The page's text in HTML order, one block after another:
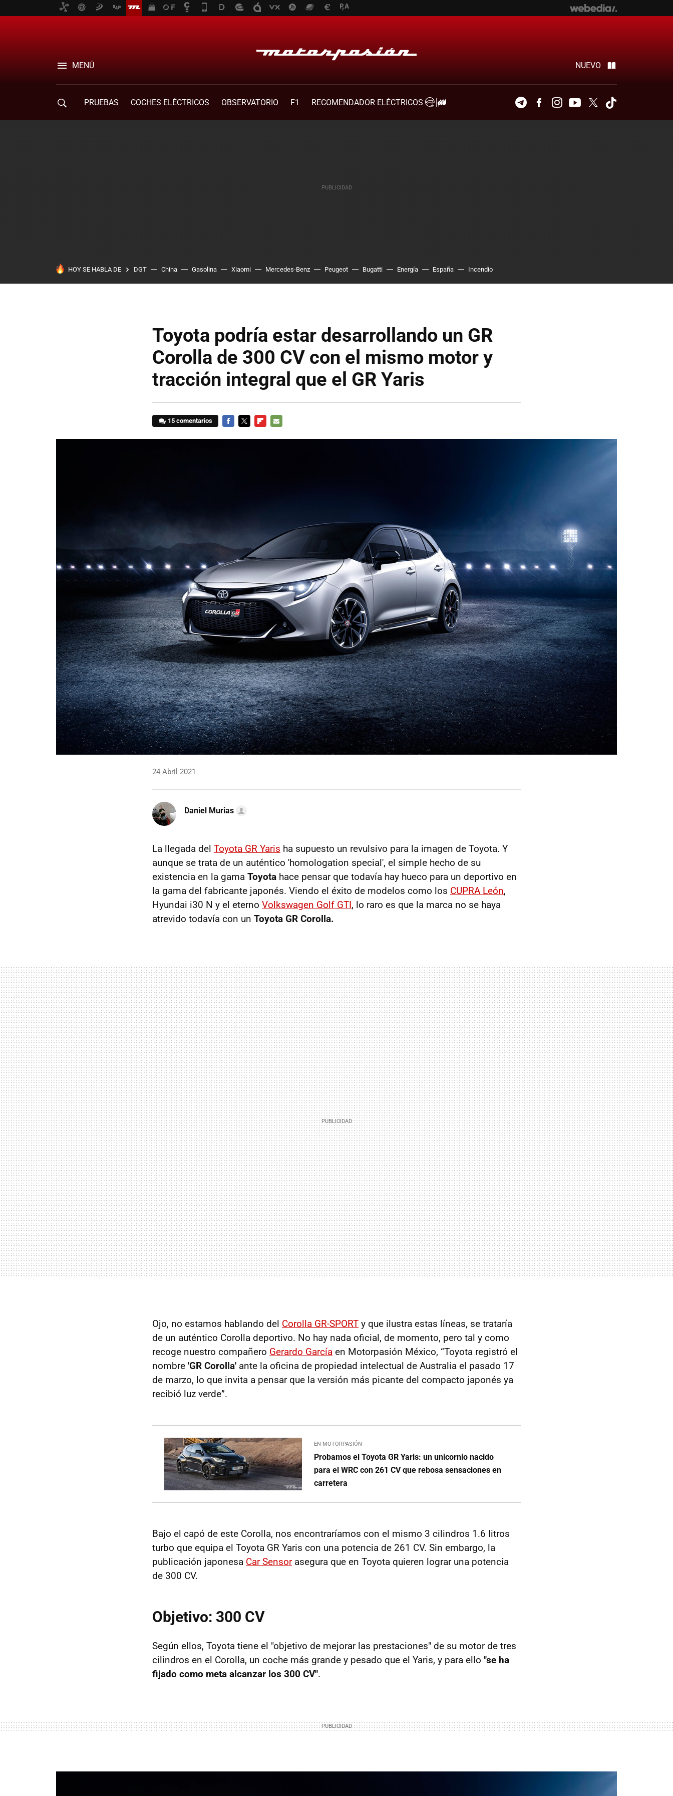
MENÚ NUEVO
PRUEBAS COCHES ELÉCTRICOS OBSERVATORIO F1
RECOMENDADOR ELÉCTRICOS
TelegramFacebookInstagramYoutubeTwitter
HOY SE HABLA DE DGT China Gasolina Xiaomi Mercedes-Benz Peugeot Bugatti Energía España Incendio
Toyota podría estar desarrollando un GR
Corolla de 300 CV con el mismo motor y
tracción integral que el GR Yaris
15 comentarios
24 Abril 2021
Daniel Murias
La llegada del Toyota GR Yaris ha supuesto un revulsivo para la imagen de Toyota. Y
aunque se trata de un auténtico 'homologation special', el simple hecho de su
existencia en la gama Toyota hace pensar que todavía hay hueco para un deportivo en
la gama del fabricante japonés. Viendo el éxito de modelos como los CUPRA León,
Hyundai i30 N y el eterno Volkswagen Golf GTI, lo raro es que la marca no se haya
atrevido todavía con un Toyota GR Corolla.
Ojo, no estamos hablando del Corolla GR-SPORT y que ilustra estas líneas, se trataría
de un auténtico Corolla deportivo. No hay nada oficial, de momento, pero tal y como
recoge nuestro compañero Gerardo García en Motorpasión México, “Toyota registró el
nombre 'GR Corolla' ante la oficina de propiedad intelectual de Australia el pasado 17
de marzo, lo que invita a pensar que la versión más picante del compacto japonés ya
recibió luz verde”.
EN MOTORPASIÓN
Probamos el Toyota GR Yaris: un unicornio nacido
para el WRC con 261 CV que rebosa sensaciones en
carretera
Bajo el capó de este Corolla, nos encontraríamos con el mismo 3 cilindros 1.6 litros
turbo que equipa el Toyota GR Yaris con una potencia de 261 CV. Sin embargo, la
publicación japonesa Car Sensorasegura que en Toyota quieren lograr una potencia
de 300 CV.
Objetivo: 300 CV
Según ellos, Toyota tiene el "objetivo de mejorar las prestaciones" de su motor de tres
cilindros en el Corolla, un coche más grande y pesado que el Yaris, y para ello "se ha
fijado como meta alcanzar los 300 CV".